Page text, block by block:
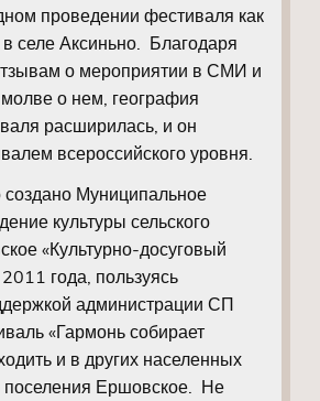
проведении фестиваля как
селе Аксиньно. Благодаря
о мероприятии в СМИ и
о нем, география
расширилась, и он
всероссийского уровня.
Муниципальное
культуры сельского
«Культурно-досуговый
года, пользуясь
администрации СП
«Гармонь собирает
и в других населенных
поселения Ершовское. Не